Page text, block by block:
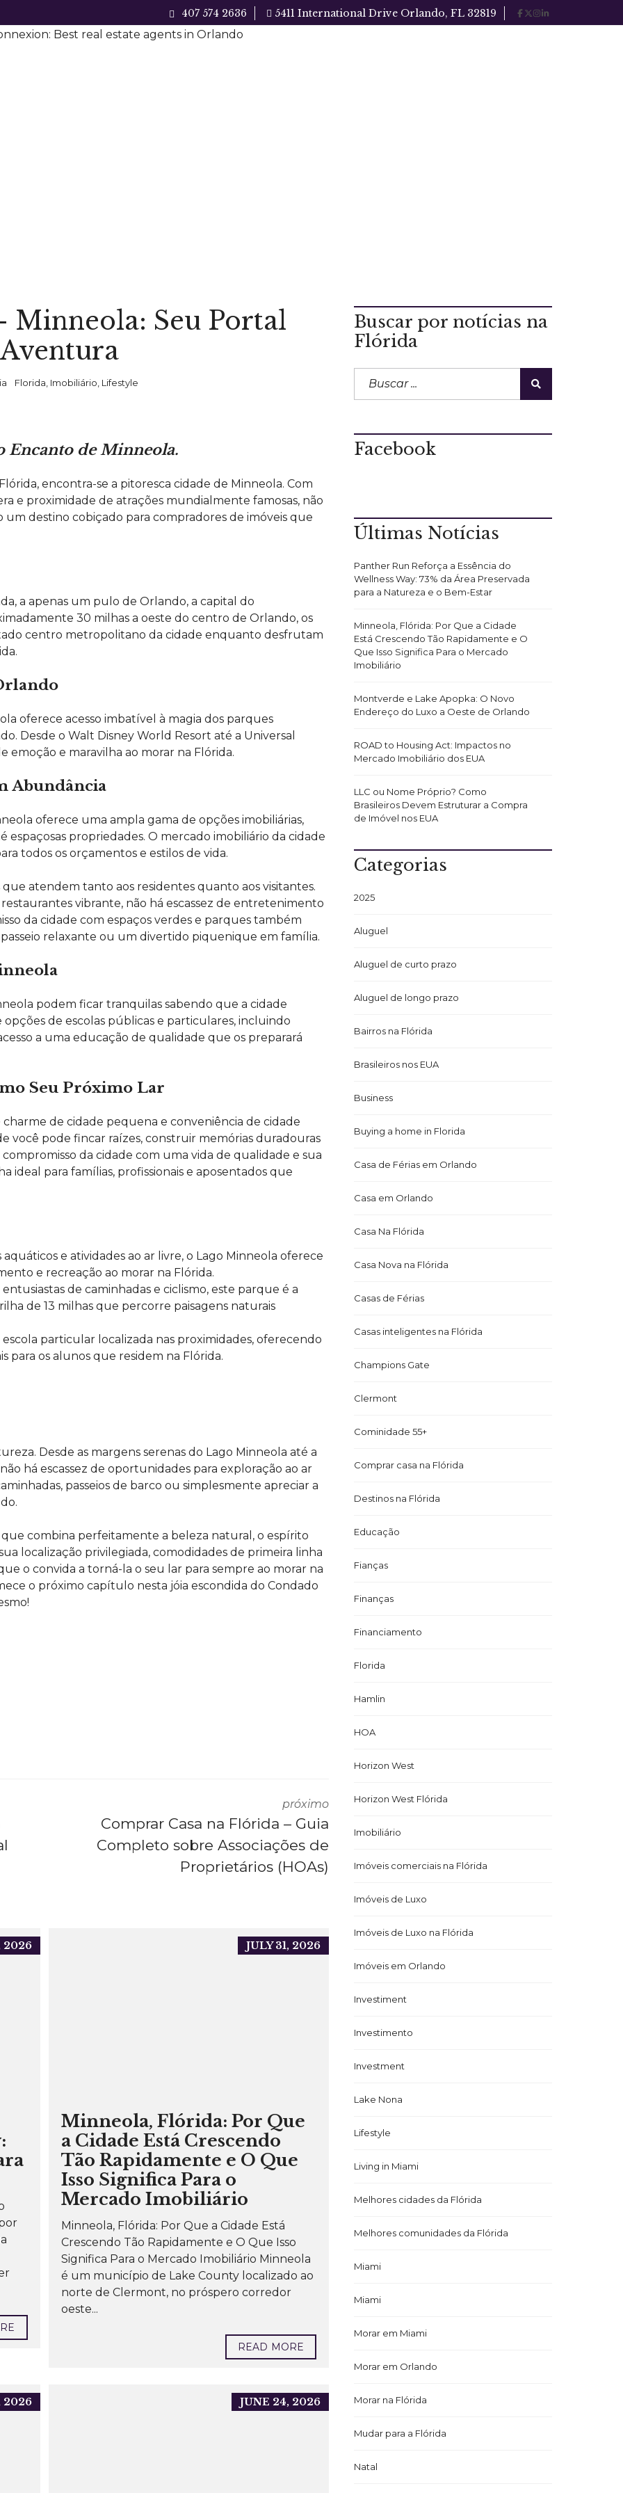
407 574 2636 5411 International Drive Orlando, FL 32819
Seu Portal
Florida Imobiliário Lifestyle
Encanto de Minneola.
encontra-se a pitoresca cidade de Minneola. Com
e proximidade de atrações mundialmente famosas, não
destino cobiçado para compradores de imóveis que
a apenas um pulo de Orlando, a capital do
30 milhas a oeste do centro de Orlando, os
centro metropolitano da cidade enquanto desfrutam
oferece acesso imbatível à magia dos parques
Desde o Walt Disney World Resort até a Universal
emoção e maravilha ao morar na Flórida.
Abundância
oferece uma ampla gama de opções imobiliárias,
espaçosas propriedades. O mercado imobiliário da cidade
todos os orçamentos e estilos de vida.
atendem tanto aos residentes quanto aos visitantes.
vibrante, não há escassez de entretenimento
da cidade com espaços verdes e parques também
relaxante ou um divertido piquenique em família.
podem ficar tranquilas sabendo que a cidade
de escolas públicas e particulares, incluindo
a uma educação de qualidade que os preparará
Seu Próximo Lar
de cidade pequena e conveniência de cidade
você pode fincar raízes, construir memórias duradouras
da cidade com uma vida de qualidade e sua
ideal para famílias, profissionais e aposentados que
e atividades ao ar livre, o Lago Minneola oferece
e recreação ao morar na Flórida.
de caminhadas e ciclismo, este parque é a
de 13 milhas que percorre paisagens naturais
particular localizada nas proximidades, oferecendo
para os alunos que residem na Flórida.
. Desde as margens serenas do Lago Minneola até a
há escassez de oportunidades para exploração ao ar
passeios de barco ou simplesmente apreciar a
combina perfeitamente a beleza natural, o espírito
localização privilegiada, comodidades de primeira linha
o convida a torná-la o seu lar para sempre ao morar na
o próximo capítulo nesta jóia escondida do Condado
próximo
Comprar Casa na Flórida – Guia
Completo sobre Associações de
Proprietários (HOAs)
2026 JULY 31, 2026
Minneola, Flórida: Por Que
a Cidade Está Crescendo
Tão Rapidamente e O Que
Isso Significa Para o
Mercado Imobiliário
Minneola, Flórida: Por Que a Cidade Está
Crescendo Tão Rapidamente e O Que Isso
Significa Para o Mercado Imobiliário Minneola
é um município de Lake County localizado ao
norte de Clermont, no próspero corredor
oeste...
READ MORE
2026 JUNE 24, 2026
Buscar por notícias na
Flórida
Facebook
Últimas Notícias
Panther Run Reforça a Essência do
Wellness Way: 73% da Área Preservada
para a Natureza e o Bem-Estar
Minneola, Flórida: Por Que a Cidade
Está Crescendo Tão Rapidamente e O
Que Isso Significa Para o Mercado
Imobiliário
Montverde e Lake Apopka: O Novo
Endereço do Luxo a Oeste de Orlando
ROAD to Housing Act: Impactos no
Mercado Imobiliário dos EUA
LLC ou Nome Próprio? Como
Brasileiros Devem Estruturar a Compra
de Imóvel nos EUA
Categorias
2025
Aluguel
Aluguel de curto prazo
Aluguel de longo prazo
Bairros na Flórida
Brasileiros nos EUA
Business
Buying a home in Florida
Casa de Férias em Orlando
Casa em Orlando
Casa Na Flórida
Casa Nova na Flórida
Casas de Férias
Casas inteligentes na Flórida
Champions Gate
Clermont
Cominidade 55+
Comprar casa na Flórida
Destinos na Flórida
Educação
Fianças
Finanças
Financiamento
Florida
Hamlin
HOA
Horizon West
Horizon West Flórida
Imobiliário
Imóveis comerciais na Flórida
Imóveis de Luxo
Imóveis de Luxo na Flórida
Imóveis em Orlando
Investiment
Investimento
Investment
Lake Nona
Lifestyle
Living in Miami
Melhores cidades da Flórida
Melhores comunidades da Flórida
Miami
Miami
Morar em Miami
Morar em Orlando
Morar na Flórida
Mudar para a Flórida
Natal